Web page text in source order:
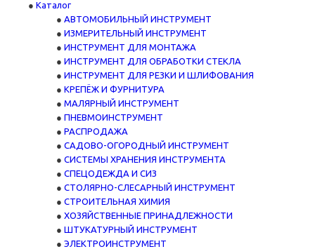
Каталог
АВТОМОБИЛЬНЫЙ ИНСТРУМЕНТ
ИЗМЕРИТЕЛЬНЫЙ ИНСТРУМЕНТ
ИНСТРУМЕНТ ДЛЯ МОНТАЖА
ИНСТРУМЕНТ ДЛЯ ОБРАБОТКИ СТЕКЛА
ИНСТРУМЕНТ ДЛЯ РЕЗКИ И ШЛИФОВАНИЯ
КРЕПЁЖ И ФУРНИТУРА
МАЛЯРНЫЙ ИНСТРУМЕНТ
ПНЕВМОИНСТРУМЕНТ
РАСПРОДАЖА
САДОВО-ОГОРОДНЫЙ ИНСТРУМЕНТ
СИСТЕМЫ ХРАНЕНИЯ ИНСТРУМЕНТА
СПЕЦОДЕЖДА И СИЗ
СТОЛЯРНО-СЛЕСАРНЫЙ ИНСТРУМЕНТ
СТРОИТЕЛЬНАЯ ХИМИЯ
ХОЗЯЙСТВЕННЫЕ ПРИНАДЛЕЖНОСТИ
ШТУКАТУРНЫЙ ИНСТРУМЕНТ
ЭЛЕКТРОИНСТРУМЕНТ